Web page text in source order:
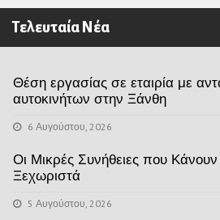
Τελευταία Νέα
Θέση εργασίας σε εταιρία με
αυτοκινήτων στην Ξάνθη
6 Αυγούστου, 2026
Οι Μικρές Συνήθειες που Κάνουν
Ξεχωριστά
5 Αυγούστου, 2026